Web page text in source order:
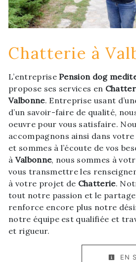
Chatterie à
L’entreprisePension dog
propose ses services en
Valbonne. Entreprise usant
d’un savoir-faire de qualité,
oeuvre pour vous satisfaire.
accompagnons ainsi dans
et sommes à l’écoute de vos
à Valbonne, nous sommes à
vous transmettre les
à votre projet de Chatterie.
tout notre passion et le
renforce encore plus notre
notre équipe est qualifiée et
et rigueur.
EN